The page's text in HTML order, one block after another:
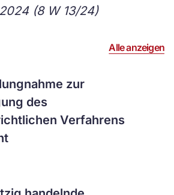
(8 W 13/24)
Alle anzeigen
zur
des
Verfahrens